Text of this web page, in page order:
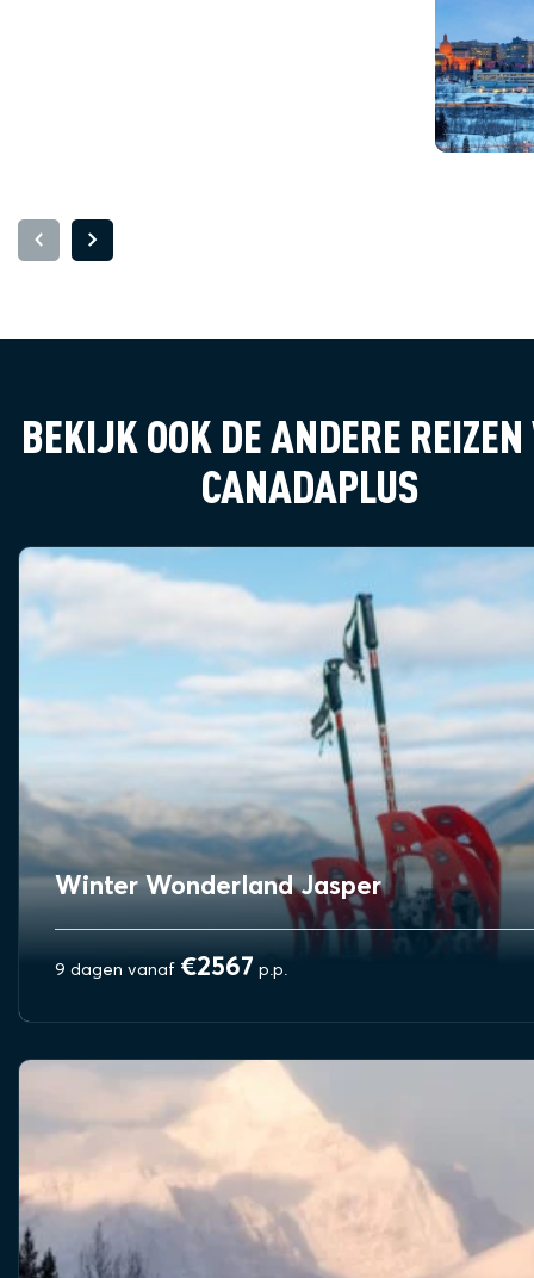
BEKIJK OOK DE ANDERE
CANADAPLUS
Winter Wonderland Jasper
9 dagen vanaf €2567 p.p.
BEKIJK REIS